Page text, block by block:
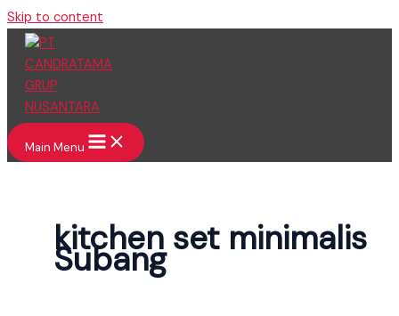
Skip to content
Main Menu
kitchen set minimalis
Subang